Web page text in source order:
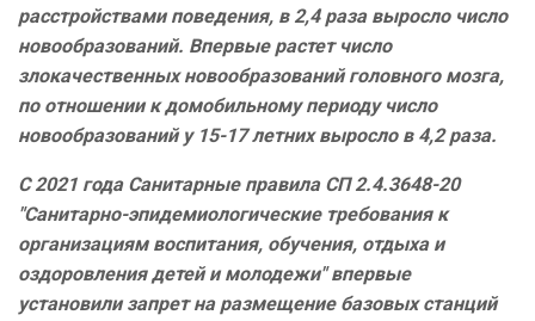
расстройствами поведения, в 2,4 раза выросло число
новообразований. Впервые растет число
злокачественных новообразований головного мозга,
по отношении к домобильному периоду число
новообразований у 15-17 летних выросло в 4,2 раза.
С 2021 года Санитарные правила СП 2.4.3648-20
"Санитарно-эпидемиологические требования к
организациям воспитания, обучения, отдыха и
оздоровления детей и молодежи" впервые
установили запрет на размещение базовых станций